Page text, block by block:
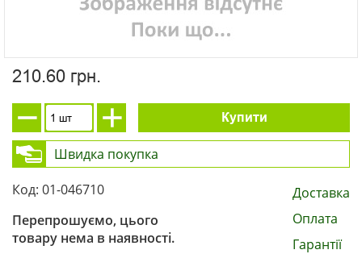
210.60 грн.
Купити
Швидка покупка
Код: 01-046710
Перепрошуємо, цього
товару нема в наявності.
Доставка
Оплата
Гарантії